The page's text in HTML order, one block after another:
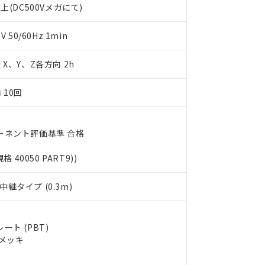
(DC500Vメガにて)
50/60Hz 1min
、Y、Z各方向 2h
10回
ネント評価基準 合格
格 40050 PART9))
継タイプ (0.3m)
ート (PBT)
ッキ
ます。
質）の非含有証明書
書（当社基準）
点で非含有を証明するもので、過去に遡って非含有を証明するも
欄に対応日を記載しておりました。
への在庫切替を完了していることから、特段のことがない限り、